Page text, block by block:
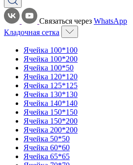
Связаться через WhatsApp
Кладочная сетка
Ячейка 100*100
Ячейка 100*200
Ячейка 100*50
Ячейка 120*120
Ячейка 125*125
Ячейка 130*130
Ячейка 140*140
Ячейка 150*150
Ячейка 150*200
Ячейка 200*200
Ячейка 50*50
Ячейка 60*60
Ячейка 65*65